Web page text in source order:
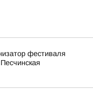
фестиваля